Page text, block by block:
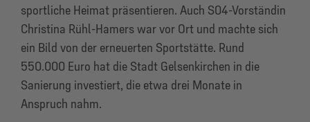
sportliche Heimat präsentieren. Auch S04-Vorständin
Christina Rühl-Hamers war vor Ort und machte sich
ein Bild von der erneuerten Sportstätte. Rund
550.000 Euro hat die Stadt Gelsenkirchen in die
Sanierung investiert, die etwa drei Monate in
Anspruch nahm.